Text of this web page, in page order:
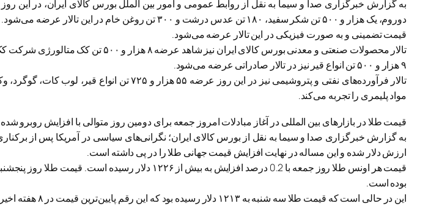
قیمت تضمینی و به صورت فیزیکی در این تالار عرضه می‌شود.
تالار محصولات صنعتی و معدنی بورس کالای ایران نیز شاهد عرضه ۸ هزار و ۵۰۰ تن کک متالورژی شرکت کک سازی زرند است.
۹ هزار و ۵۰۰ تن انواع قیر نیز در تالار صادراتی عرضه می‌شود.
تالار فرآورده‌های نفتی و پتروشیمی نیز در این روز عرضه ۵۵
مواد پلیمری را تجربه می‌کند.
قیمت طلا در بازارهای بین المللی در آغاز مبادلات امروز جمعه برای دومین روز متوالی با افزایش روبرو
به گزارش خبرگزاری صدا و سیما به نقل از بورس کالای ایران؛ نگرانی‌های سیاسی در آمریکا پس از
ارزش دلار شده و این مساله در نهایت افزایش قیمت جهانی طلا را در پی داشته است.
بوده است.
این در حالی است که قیمت طلا سه شنبه به ۱۲۱۳ دلار رسیده بود که این رقم پایین‌ترین قیمت در ۸ هفته اخیر بوده است.